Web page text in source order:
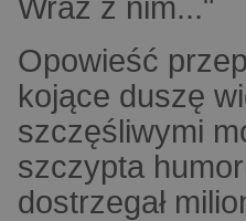
Wraz z nim..."
Opowieść
kojące duszę
szczęśliwymi
szczypta
dostrzegał